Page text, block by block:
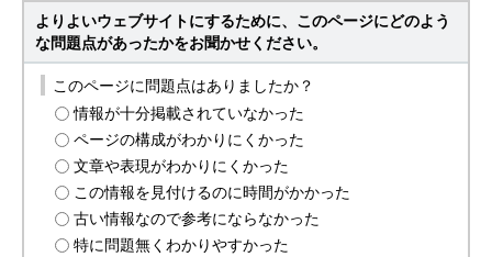
よりよいウェブサイトにするために、このページにどのよう
な問題点があったかをお聞かせください。
このページに問題点はありましたか？
情報が十分掲載されていなかった
ページの構成がわかりにくかった
文章や表現がわかりにくかった
この情報を見付けるのに時間がかかった
古い情報なので参考にならなかった
特に問題無くわかりやすかった